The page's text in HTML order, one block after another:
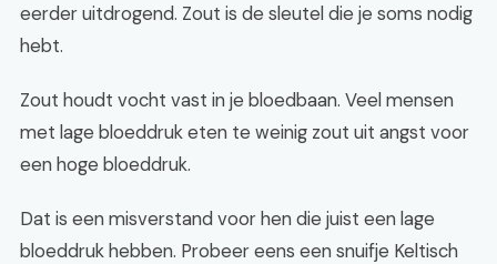
eerder uitdrogend. Zout is de sleutel die je soms nodig
hebt.
Zout houdt vocht vast in je bloedbaan. Veel mensen
met lage bloeddruk eten te weinig zout uit angst voor
een hoge bloeddruk.
Dat is een misverstand voor hen die juist een lage
bloeddruk hebben. Probeer eens een snuifje Keltisch